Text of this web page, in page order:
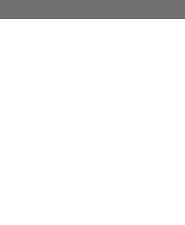
Copyright©2021 Jiang Architects＆ Engineers